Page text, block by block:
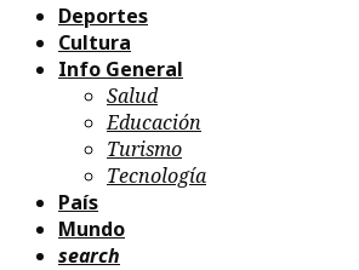
Deportes
Cultura
Info General
Salud
Educación
Turismo
Tecnología
País
Mundo
search